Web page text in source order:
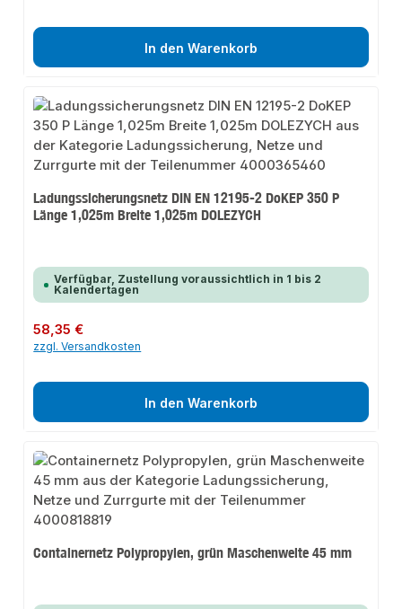
In den Warenkorb
Ladungssicherungsnetz DIN EN 12195-2 DoKEP 350 P
Länge 1,025m Breite 1,025m DOLEZYCH
Verfügbar, Zustellung voraussichtlich in 1 bis 2
Kalendertagen
Regulärer Preis:
58,35 €
zzgl. Versandkosten
In den Warenkorb
Containernetz Polypropylen, grün Maschenweite 45 mm